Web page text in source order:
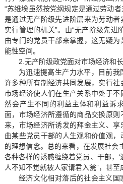
“苏维埃虽然按党纲规定是通过劳动
是通过无产阶级先进阶层来为劳动
实行管理的机关”。由“无产阶级先进
由专门的党员干部来掌握，这无疑
能性空间。
2.无产阶级政党面对市场经济和
为迅速提高生产力水平，目前
许多种所有制经济共同发展，实行社
市场经济使人们在生产关系中处于
然会产生不同的利益主体和利益诉
面，市场经济所遵循的商品交换原
来，市场经济所诱发的拜金主义、
曲某些党员干部的人生观和价值观
的理想信念。总的来看，在发展社会
各种各样的诱惑缠绕着党员、干部，
人不知不觉就被人家请君入瓮”，甚至
经济文化相对落后的社会主义